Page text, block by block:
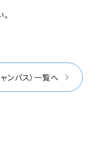
ンパス）一覧へ